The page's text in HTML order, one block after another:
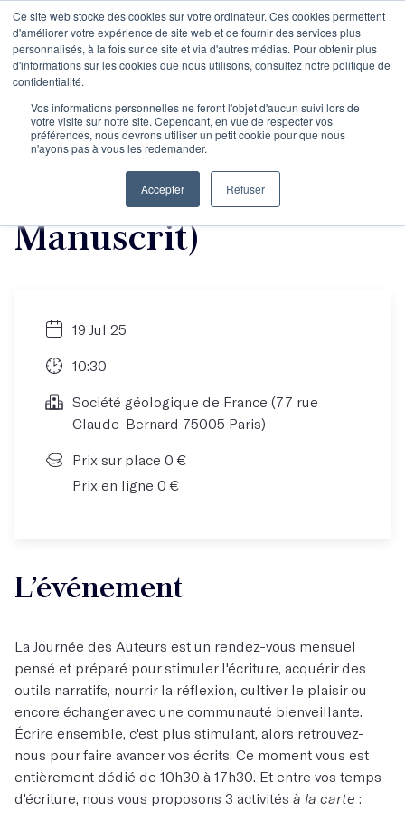
Ce site web stocke des cookies sur votre ordinateur. Ces cookies permettent
d'améliorer votre expérience de site web et de fournir des services plus
personnalisés, à la fois sur ce site et via d'autres médias. Pour obtenir plus
d'informations sur les cookies que nous utilisons, consultez notre politique de
confidentialité.
Vos informations personnelles ne feront l'objet d'aucun suivi lors de
votre visite sur notre site. Cependant, en vue de respecter vos
préférences, nous devrons utiliser un petit cookie pour que nous
n'ayons pas à vous les redemander.
Accepter Refuser
La journée des
auteurs de juillet
2025 (Objectif
Manuscrit)
19 Jul 25
10:30
Société géologique de France (77 rue
Claude-Bernard 75005 Paris)
Prix sur place 0 €
Prix en ligne 0 €
L’événement
La Journée des Auteurs est un rendez-vous mensuel
pensé et préparé pour stimuler l'écriture, acquérir des
outils narratifs, nourrir la réflexion, cultiver le plaisir ou
encore échanger avec une communauté bienveillante.
Écrire ensemble, c'est plus stimulant, alors retrouvez-
nous pour faire avancer vos écrits. Ce moment vous est
entièrement dédié de 10h30 à 17h30. Et entre vos temps
d'écriture, nous vous proposons 3 activités à la carte :